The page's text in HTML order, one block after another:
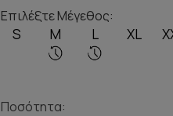
Επιλέξτε Μέγεθος:
S M L XL
Ποσότητα: